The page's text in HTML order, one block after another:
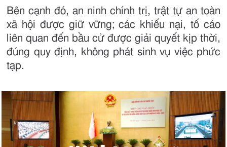
Bên cạnh đó, an ninh chính trị, trật tự an toàn
xã hội được giữ vững; các khiếu nại, tố cáo
liên quan đến bầu cử được giải quyết kịp thời,
đúng quy định, không phát sinh vụ việc phức
tạp.